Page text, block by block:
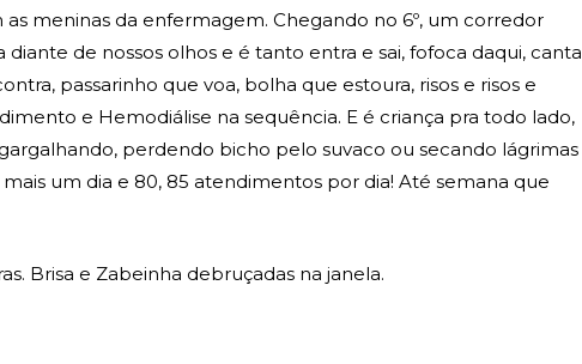
meninas da enfermagem. Chegando no 6º, um corredor
de nossos olhos e é tanto entra e sai, fofoca daqui, canta
passarinho que voa, bolha que estoura, risos e risos e
e Hemodiálise na sequência. E é criança pra todo lado,
perdendo bicho pelo suvaco ou secando lágrimas
mais um dia e 80, 85 atendimentos por dia! Até semana que
Brisa e Zabeinha debruçadas na janela.